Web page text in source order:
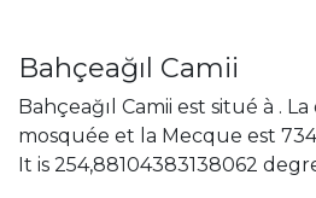
Bahçeağıl Camii
Bahçeağıl Camii est situé à .
mosquée et la Mecque est
It is 254,88104383138062